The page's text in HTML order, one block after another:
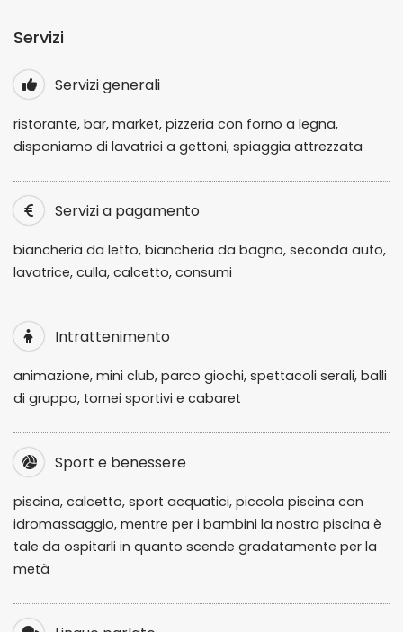
Servizi
Servizi generali
ristorante, bar, market, pizzeria con forno a legna,
disponiamo di lavatrici a gettoni, spiaggia attrezzata
Servizi a pagamento
biancheria da letto, biancheria da bagno, seconda auto,
lavatrice, culla, calcetto, consumi
Intrattenimento
animazione, mini club, parco giochi, spettacoli serali, balli
di gruppo, tornei sportivi e cabaret
Sport e benessere
piscina, calcetto, sport acquatici, piccola piscina con
idromassaggio, mentre per i bambini la nostra piscina è
tale da ospitarli in quanto scende gradatamente per la
metà